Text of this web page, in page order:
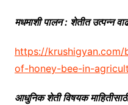
मधमाशी पालन : शेतीत उत्पन्न
https://
of-honey-bee-in-
आधुनिक शेती विषयक